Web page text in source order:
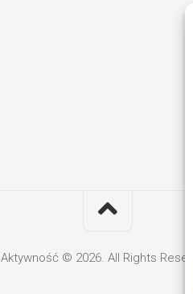
Aktywność © 2026. All Rights